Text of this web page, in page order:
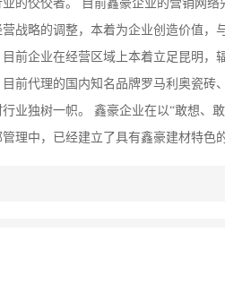
的佼佼者。 目前鑫豪企业的营销网
战略的调整，本着为企业创造价值
前企业在经营区域上本着立足昆明
前代理的国内知名品牌罗马利奥瓷
业独树一帜。 鑫豪企业在以“敢想、
理中，已经建立了具有鑫豪建材特
市大商汇国际建材城D区60栋5号 王者陶